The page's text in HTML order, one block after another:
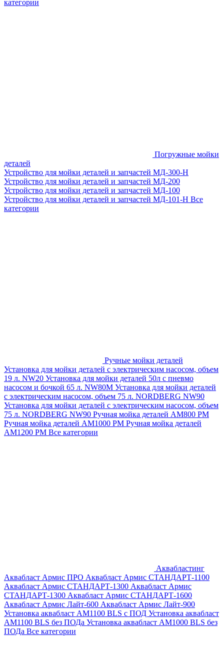
категории
Погружные мойки
деталей
Устройство для мойки деталей и запчастей МД-300-H
Устройство для мойки деталей и запчастей МД-200
Устройство для мойки деталей и запчастей МД-100
Устройство для мойки деталей и запчастей МД-101-Н Все
категории
Ручные мойки деталей
Установка для мойки деталей с электрическим насосом, объем
19 л. NW20 Установка для мойки деталей 50л с пневмо
насосом и бочкой 65 л. NW80M Установка для мойки деталей
с электрическим насосом, объем 75 л. NORDBERG NW90
Установка для мойки деталей с электрическим насосом, объем
75 л. NORDBERG NW90 Ручная мойка деталей АМ800 РМ
Ручная мойка деталей АМ1000 РМ Ручная мойка деталей
АМ1200 РМ Все категории
Аквабластинг
Аквабласт Армис ПРО Аквабласт Армис СТАНДАРТ-1100
Аквабласт Армис СТАНДАРТ-1300 Аквабласт Армис
СТАНДАРТ-1300 Аквабласт Армис СТАНДАРТ-1600
Аквабласт Армис Лайт-600 Аквабласт Армис Лайт-900
Установка аквабласт AM1100 BLS с ПОД Установка аквабласт
AM1100 BLS без ПОДа Установка аквабласт AM1000 BLS без
ПОДа Все категории